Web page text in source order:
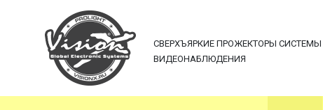
СВЕРХЪЯРКИЕ ПРОЖЕКТОРЫ СИСТЕМЫ
ВИДЕОНАБЛЮДЕНИЯ